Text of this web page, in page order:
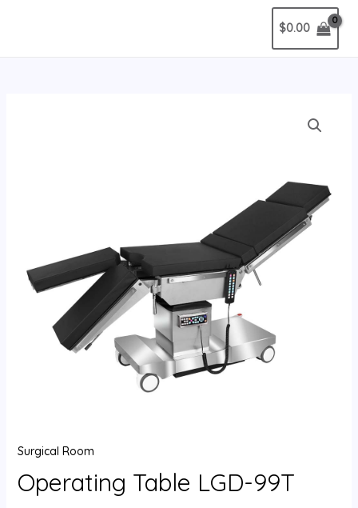
$0.00
Surgical Room
Operating Table LGD-99T